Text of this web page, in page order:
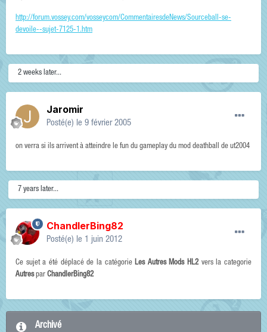
http://forum.vossey.com/vosseycom/CommentairesdeNews/Sourceball-se-
devoile--sujet-7125-1.htm
2 weeks later...
Jaromir
Posté(e) le 9 février 2005
on verra si ils arrivent à atteindre le fun du gameplay du mod deathball de ut2004
7 years later...
ChandlerBing82
Posté(e) le 1 juin 2012
Ce sujet a été déplacé de la catégorieLes Autres Mods HL2vers la categorie
Autrespar ChandlerBing82
Archivé